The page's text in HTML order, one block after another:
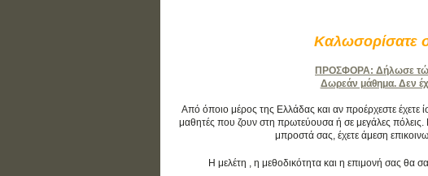
Καλωσορίσατε
ΠΡΟΣΦΟΡΑ: Δήλωσε
Δωρεάν μάθημα. Δεν
Από όποιο μέρος της Ελλάδας και αν προέρχεστε έχετε
μαθητές που ζουν στη πρωτεύουσα ή σε μεγάλες πόλεις.
μπροστά σας, έχετε άμεση
Η μελέτη , η μεθοδικότητα και η επιμονή σας